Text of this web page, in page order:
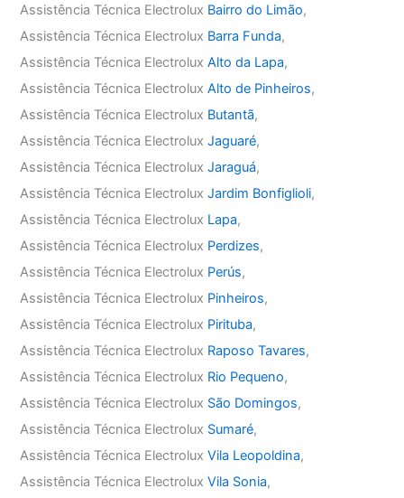
Assistência Técnica Electrolux Bairro do Limão,
Assistência Técnica Electrolux Barra Funda,
Assistência Técnica ElectroluxAlto da Lapa,
Assistência Técnica ElectroluxAlto de Pinheiros,
Assistência Técnica Electrolux Butantã,
Assistência Técnica ElectroluxJaguaré,
Assistência Técnica ElectroluxJaraguá,
Assistência Técnica ElectroluxJardim Bonfiglioli,
Assistência Técnica Electrolux Lapa,
Assistência Técnica Electrolux Perdizes,
Assistência Técnica Electrolux Perús,
Assistência Técnica Electrolux Pinheiros,
Assistência Técnica Electrolux Pirituba,
Assistência Técnica Electrolux Raposo Tavares,
Assistência Técnica Electrolux Rio Pequeno,
Assistência Técnica Electrolux São Domingos,
Assistência Técnica Electrolux Sumaré,
Assistência Técnica ElectroluxVila Leopoldina,
Assistência Técnica ElectroluxVila Sonia,